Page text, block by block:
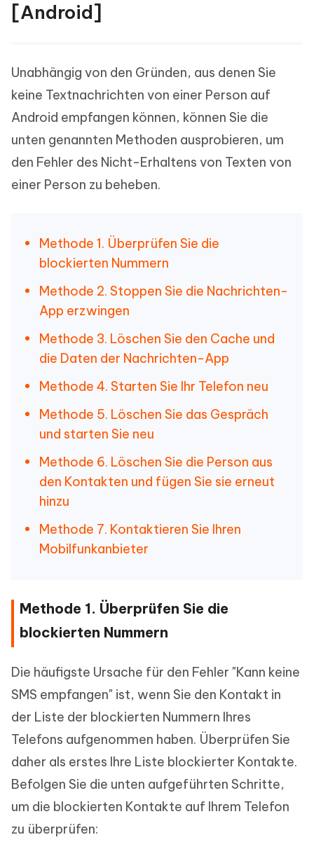
[Android]
Unabhängig von den Gründen, aus denen Sie
keine Textnachrichten von einer Person auf
Android empfangen können, können Sie die
unten genannten Methoden ausprobieren, um
den Fehler des Nicht-Erhaltens von Texten von
einer Person zu beheben.
Methode 1. Überprüfen Sie die
blockierten Nummern
Methode 2. Stoppen Sie die Nachrichten-
App erzwingen
Methode 3. Löschen Sie den Cache und
die Daten der Nachrichten-App
Methode 4. Starten Sie Ihr Telefon neu
Methode 5. Löschen Sie das Gespräch
und starten Sie neu
Methode 6. Löschen Sie die Person aus
den Kontakten und fügen Sie sie erneut
hinzu
Methode 7. Kontaktieren Sie Ihren
Mobilfunkanbieter
Methode 1. Überprüfen Sie die
blockierten Nummern
Die häufigste Ursache für den Fehler "Kann keine
SMS empfangen" ist, wenn Sie den Kontakt in
der Liste der blockierten Nummern Ihres
Telefons aufgenommen haben. Überprüfen Sie
daher als erstes Ihre Liste blockierter Kontakte.
Befolgen Sie die unten aufgeführten Schritte,
um die blockierten Kontakte auf Ihrem Telefon
zu überprüfen: